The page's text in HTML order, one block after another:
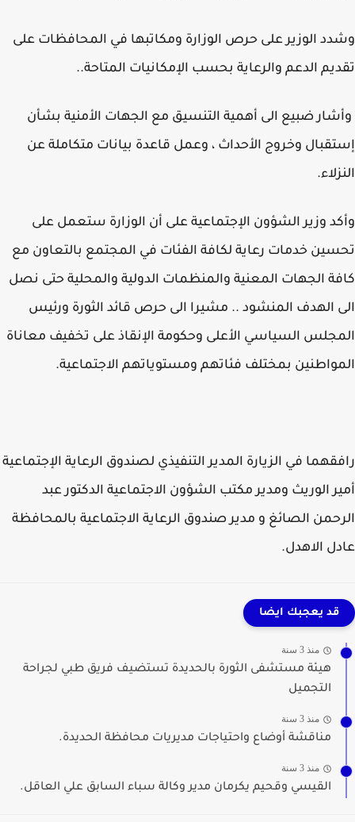
الوزير على حرص الوزارة ومكاتبها في المحافظات على
الدعم والرعاية بحسب الإمكانيات المتاحة..
ضبيع الى أهمية التنسيق مع الجهات الأمنية بشأن
وخروج الأحداث ، وعمل قاعدة بيانات متكاملة عن
وزير الشؤون الإجتماعية على أن الوزارة ستعمل على
خدمات رعاية لكافة الفئات في المجتمع بالتعاون مع
الجهات المعنية والمنظمات الدولية والمحلية حتى نصل
الهدف المنشود .. مشيرا الى حرص قائد الثورة ورئيس
السياسي الأعلى وحكومة الإنقاذ على تخفيف معاناة
بمختلف فئاتهم ومستوياتهم الاجتماعية.
في الزيارة المدير التنفيذي لصندوق الرعاية الإجتماعية
الوريث ومدير مكتب الشؤون الاجتماعية الدكتور عبد
الصائغ و مدير صندوق الرعاية الاجتماعية بالمحافظة
الاهدل.
قد يعجبك ايضا
منذ 3 سنة
هيئة مستشفى الثورة بالحديدة تستضيف فريق طبي لجراحة
التجميل
منذ 3 سنة
مناقشة أوضاع واحتياجات مديريات محافظة الحديدة.
منذ 3 سنة
القيسي وقحيم يكرمان مدير وكالة سباء السابق علي العاقل.